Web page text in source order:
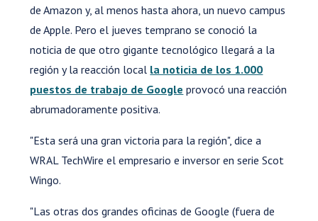
de Amazon y, al menos hasta ahora, un nuevo campus
de Apple. Pero el jueves temprano se conoció la
noticia de que otro gigante tecnológico llegará a la
región y la reacción local la noticia de los 1.000
puestos de trabajo de Google provocó una reacción
abrumadoramente positiva.
"Esta será una gran victoria para la región", dice a
WRAL TechWire el empresario e inversor en serie Scot
Wingo.
"Las otras dos grandes oficinas de Google (fuera de